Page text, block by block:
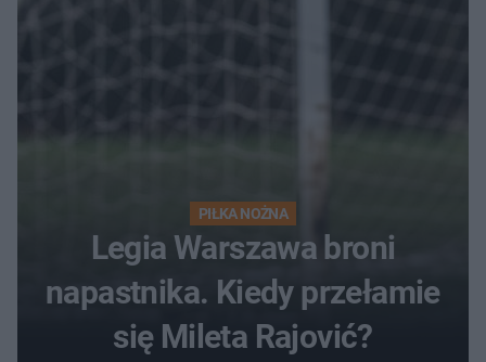
PIŁKA NOŻNA
Legia Warszawa broni
napastnika. Kiedy przełamie
się Mileta Rajović?